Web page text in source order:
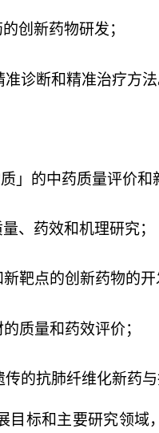
创新药物研发；
准诊断和精准治疗方
」的中药质量评价
、药效和机理研究；
靶点的创新药物的
质量和药效评价；
传的抗肺纤维化新药
目标和主要研究领域